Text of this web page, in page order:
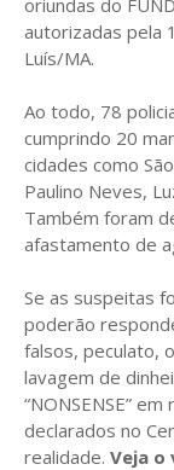
autorizadas pela
Luís/MA.
Ao todo, 78
cumprindo 20
cidades como
Paulino Neves,
Também foram
afastamento de
Se as suspeitas
poderão
falsos, peculato,
lavagem de
“NONSENSE”
declarados no
realidade. Veja o